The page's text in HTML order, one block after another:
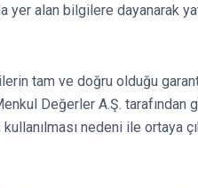
yer alan bilgilere dayanarak
tam ve doğru olduğu
Değerler A.Ş. tarafından
kullanılması nedeni ile ortaya